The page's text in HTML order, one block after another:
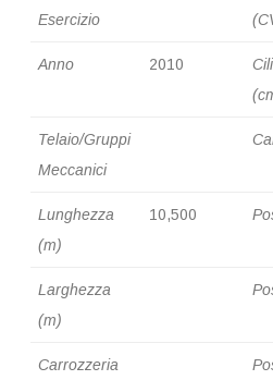
Esercizio
Anno 2010
Telaio/Gruppi
Meccanici
Lunghezza
(m)
10,500
Larghezza
(m)
Carrozzeria